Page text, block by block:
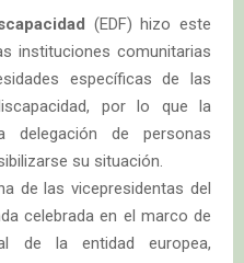
(EDF) hizo este
instituciones comunitarias
específicas de las
por lo que la
de personas
su situación.
de las vicepresidentas del
celebrada en el marco de
de la entidad europea,